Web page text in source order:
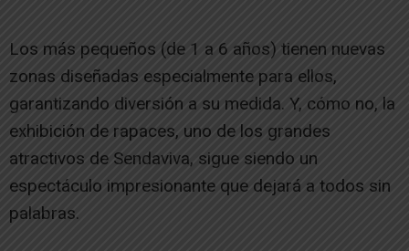
Los más pequeños (de 1 a 6 años) tienen nuevas
zonas diseñadas especialmente para ellos,
garantizando diversión a su medida. Y, cómo no, la
exhibición de rapaces, uno de los grandes
atractivos de Sendaviva, sigue siendo un
espectáculo impresionante que dejará a todos sin
palabras.